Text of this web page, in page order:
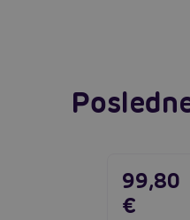
99,80
€